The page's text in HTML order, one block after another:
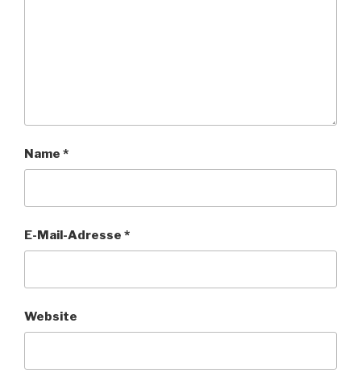
Name *
E-Mail-Adresse *
Website